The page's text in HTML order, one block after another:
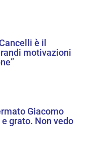
è il
motivazioni
Giacomo
grato. Non vedo